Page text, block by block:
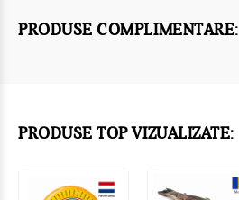
PRODUSE COMPLIMENTARE:
PRODUSE TOP VIZUALIZATE: